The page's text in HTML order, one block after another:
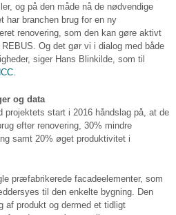
og på den måde nå de nødvendige
har branchen brug for en ny
renovering, som den kan gøre aktivt
Og det gør vi i dialog med både
siger Hans Blinkilde, som til
og data
projektets start i 2016 håndslag på, at de
efter renovering, 30% mindre
samt 20% øget produktivitet i
præfabrikerede facadeelementer, som
til den enkelte bygning. Den
af produkt og dermed et tidligt